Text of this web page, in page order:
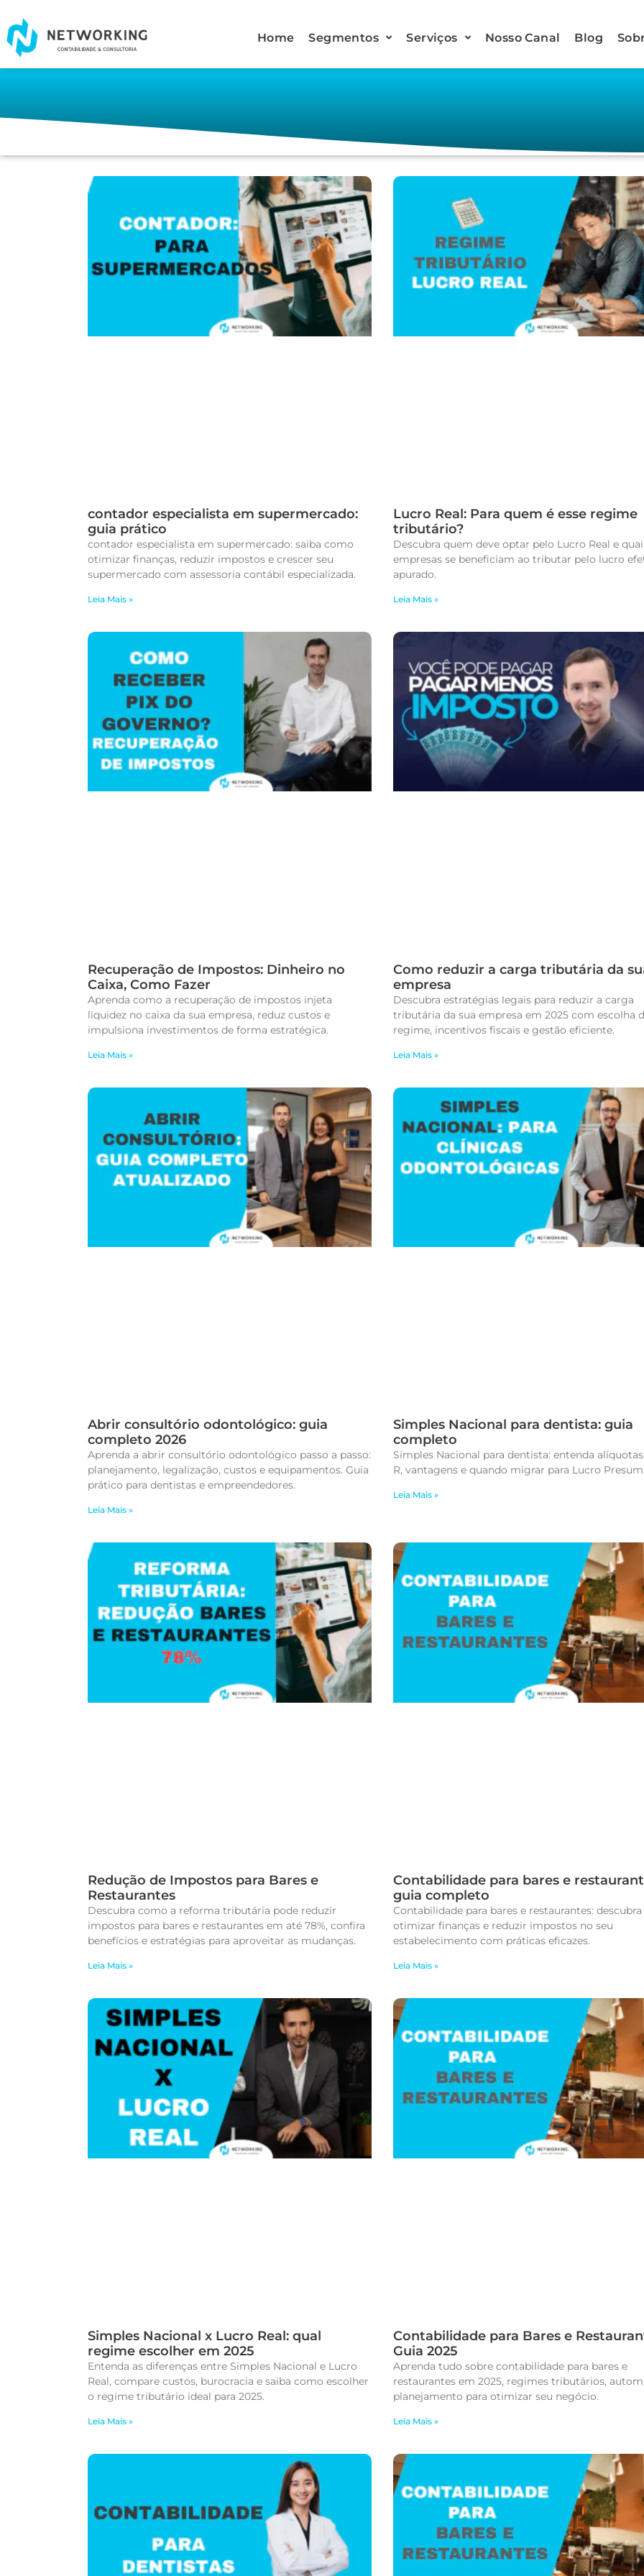
Home Segmentos Serviços Nosso Canal Blog
contador especialista em supermercado:
guia prático
contador especialista em supermercado: saiba como
otimizar finanças, reduzir impostos e crescer seu
supermercado com assessoria contábil especializada.
Leia Mais »
Lucro Real: Para quem é esse regime
tributário?
Descubra quem deve optar pelo Lucro Real e
empresas se beneficiam ao tributar pelo lucro
apurado.
Leia Mais »
Recuperação de Impostos: Dinheiro no
Caixa, Como Fazer
Aprenda como a recuperação de impostos injeta
liquidez no caixa da sua empresa, reduz custos e
impulsiona investimentos de forma estratégica.
Leia Mais »
Como reduzir a carga tributária da
empresa
Descubra estratégias legais para reduzir a carga
tributária da sua empresa em 2025 com escolha
regime, incentivos fiscais e gestão eficiente.
Leia Mais »
Abrir consultório odontológico: guia
completo 2026
Aprenda a abrir consultório odontológico passo a passo:
planejamento, legalização, custos e equipamentos. Guia
prático para dentistas e empreendedores.
Leia Mais »
Simples Nacional para dentista: guia
completo
Simples Nacional para dentista: entenda
R, vantagens e quando migrar para Lucro
Leia Mais »
Redução de Impostos para Bares e
Restaurantes
Descubra como a reforma tributária pode reduzir
impostos para bares e restaurantes em até 78%, confira
benefícios e estratégias para aproveitar as mudanças.
Leia Mais »
Contabilidade para bares e
guia completo
Contabilidade para bares e restaurantes:
otimizar finanças e reduzir impostos no seu
estabelecimento com práticas eficazes.
Leia Mais »
Simples Nacional x Lucro Real: qual
regime escolher em 2025
Entenda as diferenças entre Simples Nacional e Lucro
Real, compare custos, burocracia e saiba como escolher
o regime tributário ideal para 2025.
Leia Mais »
Contabilidade para Bares e
Guia 2025
Aprenda tudo sobre contabilidade para bares e
restaurantes em 2025, regimes tributários,
planejamento para otimizar seu negócio.
Leia Mais »